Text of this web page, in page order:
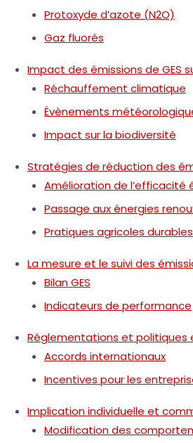
Protoxyde d’azote (N2O)
Gaz fluorés
Impact des émissions de GES
Réchauffement climatique
Évènements
Impact sur la biodiversité
Stratégies de réduction des
Amélioration de l’efficacité
Passage aux énergies
Pratiques agricoles durables
La mesure et le suivi des
Bilan GES
Indicateurs de performance
Réglementations et politiques
Accords internationaux
Incentives pour les
Implication individuelle et
Modification des